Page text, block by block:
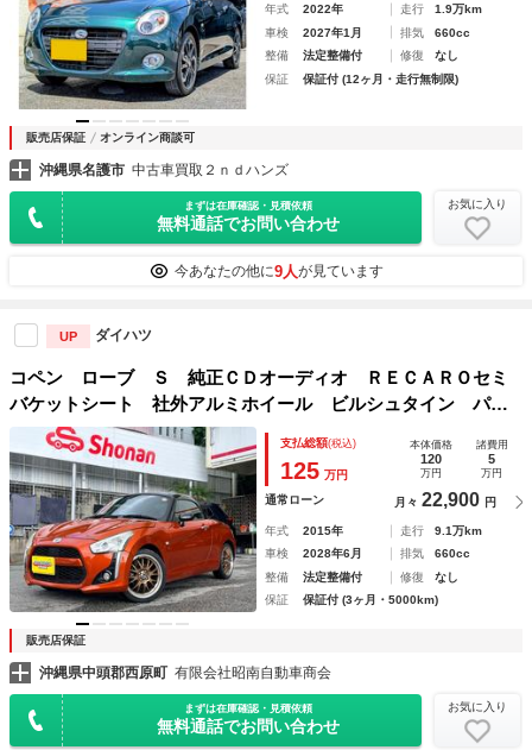
年式 2022年 走行
1.9万km
車検
2027年1月 排気
660cc
整備
法定整備付 修復
なし
保証
保証付 (12ヶ月・走行無制限)
販売店保証 オンライン商談可
沖縄県名護市 中古車買取２ｎｄハンズ
まずは在庫確認・見積依頼
無料通話でお問い合わせ
お気に入り
今あなたの他に9人が見ています
UP ダイハツ
コペン ローブ Ｓ 純正ＣＤオーディオ ＲＥＣＡＲＯセミ
バケットシート 社外アルミホイール ビルシュタイン パド
ルシフト 電動ハードトップ
支払総額(税込)
125 万円
本体価格
120
万円
諸費用
5
万円
通常ローン 月々 22,900 円
年式 2015年 走行
9.1万km
車検
2028年6月 排気
660cc
整備
法定整備付 修復
なし
保証
保証付 (3ヶ月・5000km)
販売店保証
沖縄県中頭郡西原町 有限会社昭南自動車商会
まずは在庫確認・見積依頼
無料通話でお問い合わせ
お気に入り